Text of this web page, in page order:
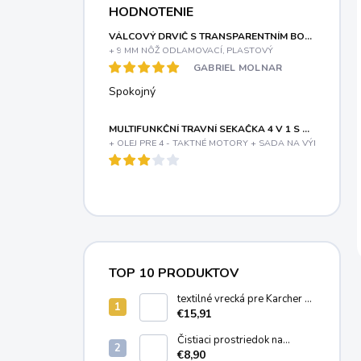
HODNOTENIE
VÁLCOVÝ DRVIČ S TRANSPARENTNÍM BOXOM A ELEKTRICKÝM MOTOROM 3000 W RIWALL PRO RES 3044 B
+ 9 MM NÔŽ ODLAMOVACÍ, PLASTOVÝ
GABRIEL MOLNAR
Spokojný
MULTIFUNKČNÍ TRAVNÍ SEKAČKA 4 V 1 S BENZINOVÝM MOTOREM A VARIABILNÍM POJEZDEM RIWALL PRO RPM 5155 V PRO
+ OLEJ PRE 4 - TAKTNÉ MOTORY + SADA NA VÝMENU OLEJA
TOP 10 PRODUKTOV
textilné vrecká pre Karcher T
7/1, T 8/1, T 11/1 (10ks)
€15,91
Čistiaci prostriedok na
čistenie kobercov a čalúnenia
€8,90